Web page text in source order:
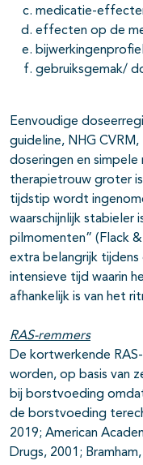
medicatie-
effecten op de
gebruiksgemak/
Eenvoudige
guideline, NHG CVRM,
doseringen en
therapietrouw groter
tijdstip wordt
waarschijnlijk stabieler
pilmomenten” (Flack
extra belangrijk
intensieve tijd waarin
afhankelijk is van het
RAS-remmers
De kortwerkende
worden, op basis van
bij borstvoeding
de borstvoeding
2019; American
Drugs, 2001;